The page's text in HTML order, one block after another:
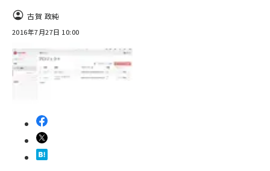
古賀 政純
2016年7月27日 10:00